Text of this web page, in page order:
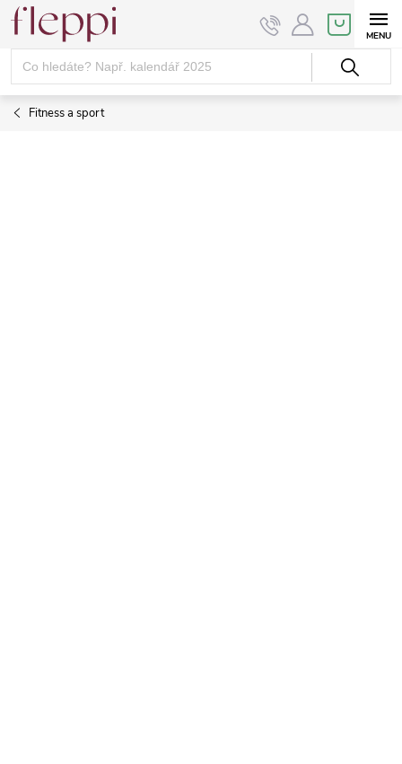
Přejít
obsah
NÁKUPNÍ
KOŠÍK
Fitness a sport